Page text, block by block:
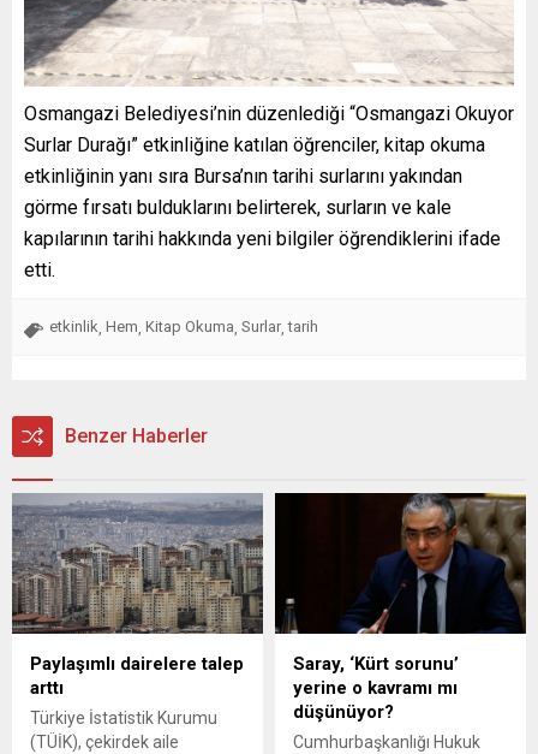
Osmangazi Belediyesi’nin düzenlediği “Osmangazi Okuyor
Surlar Durağı” etkinliğine katılan öğrenciler, kitap okuma
etkinliğinin yanı sıra Bursa’nın tarihi surlarını yakından
görme fırsatı bulduklarını belirterek, surların ve kale
kapılarının tarihi hakkında yeni bilgiler öğrendiklerini ifade
etti.
etkinlik Hem Kitap Okuma Surlar ,tarih
Benzer Haberler
Paylaşımlı dairelere talep
arttı
Türkiye İstatistik Kurumu
(TÜİK), çekirdek aile
Saray, ‘Kürt sorunu’
yerine o kavramı mı
düşünüyor?
Cumhurbaşkanlığı Hukuk